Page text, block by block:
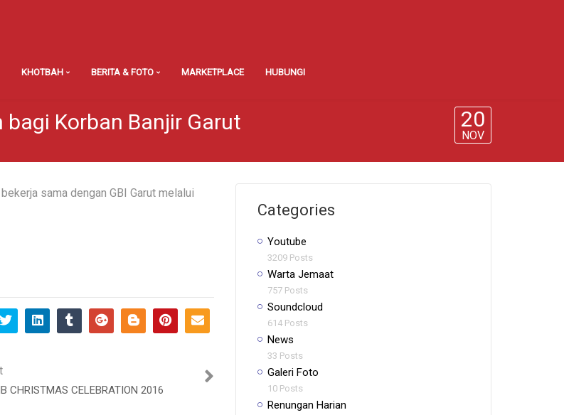
KHOTBAH BERITA & FOTO MARKETPLACE HUBUNGI
Korban Banjir Garut 20
NOV
sama dengan GBI Garut melalui
CHRISTMAS CELEBRATION 2016
Categories
Youtube
3209 Posts
Warta Jemaat
757 Posts
Soundcloud
614 Posts
News
33 Posts
Galeri Foto
10 Posts
Renungan Harian